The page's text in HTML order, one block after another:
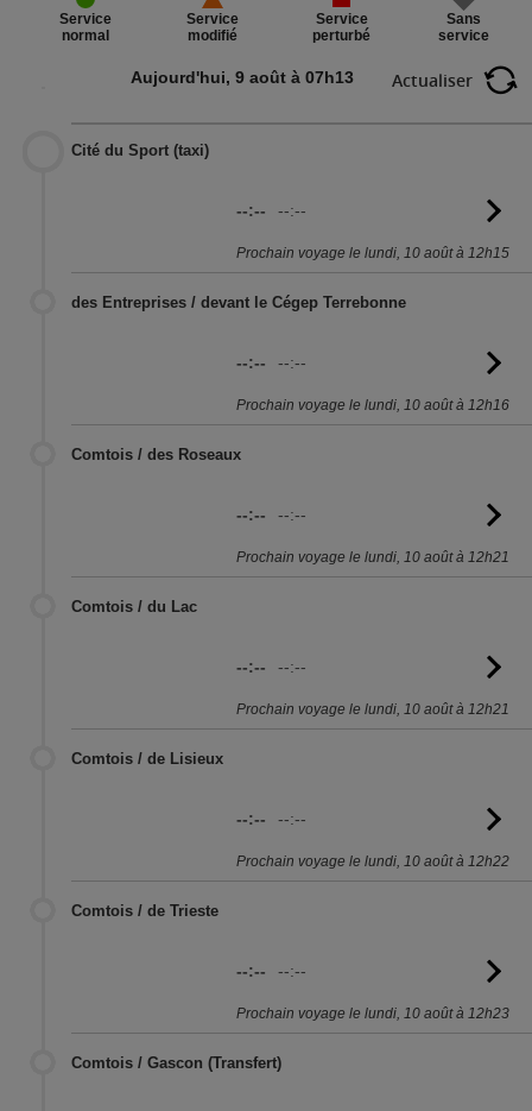
Service
normal
Service
modifié
Service
perturbé
Sans
service
Aujourd'hui, 9 août à 07h13 Actualiser
Cité du Sport (taxi)
--:-- --:--
Prochain voyage le lundi, 10 août à 12h15
des Entreprises / devant le Cégep Terrebonne
--:-- --:--
Prochain voyage le lundi, 10 août à 12h16
Comtois / des Roseaux
--:-- --:--
Prochain voyage le lundi, 10 août à 12h21
Comtois / du Lac
--:-- --:--
Prochain voyage le lundi, 10 août à 12h21
Comtois / de Lisieux
--:-- --:--
Prochain voyage le lundi, 10 août à 12h22
Comtois / de Trieste
--:-- --:--
Prochain voyage le lundi, 10 août à 12h23
Comtois / Gascon (Transfert)